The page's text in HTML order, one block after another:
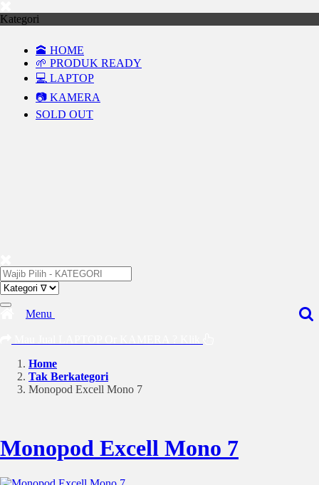
Kategori
🕋 HOME
🌱 PRODUK READY
💻 LAPTOP
📷 KAMERA
SOLD OUT
Menu
Home
Tak Berkategori
Monopod Excell Mono 7
Monopod Excell Mono 7